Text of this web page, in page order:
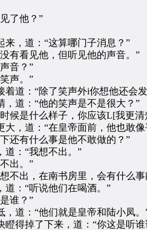
了他？”
，道：“这算哪门子消息？”
看见他，但听见他的声音。”
音？”
声。”
道：“除了笑声外i你想他还会发
道：“他的笑声是不是很大？”
是什么样子，你应该L[我更清
，道：“在皇帝面前，他也敢像
有什么事是他不敢做的？”
：“我想不出。”
出。”
出，在南书房里，会有什么事
：“听说他们在喝酒。”
谁？”
道：“他们就是皇帝和陆小凤。
得掉了下来，道：“你这是听谁